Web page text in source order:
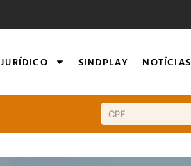
JURÍDICO SINDPLAY NOTÍCIAS